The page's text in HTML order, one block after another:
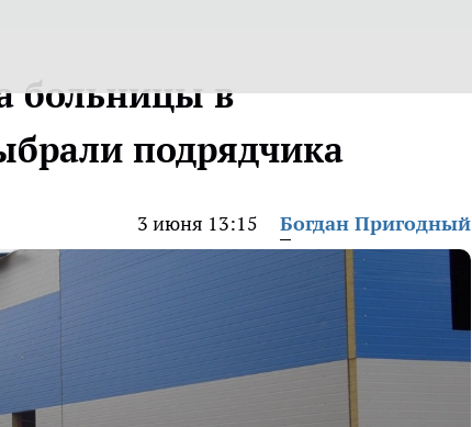
больницы в
подрядчика
3 июня 13:15 Богдан Пригодный